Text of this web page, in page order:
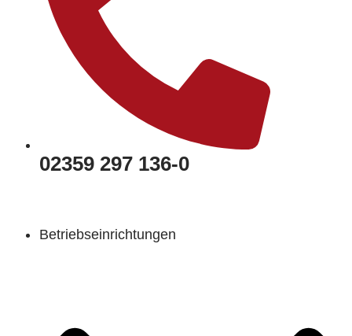
02359 297 136-0
Betriebseinrichtungen